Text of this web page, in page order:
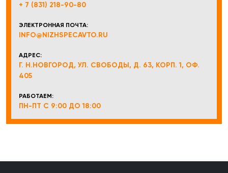
+ 7 (831) 218-90-80
ЭЛЕКТРОННАЯ ПОЧТА:
INFO@NIZHSPECAVTO.RU
АДРЕС:
Г. Н.НОВГОРОД, УЛ. СВОБОДЫ, Д. 63, КОРП. 1, ОФ.
405
РАБОТАЕМ:
ПН-ПТ С 9:00 ДО 18:00